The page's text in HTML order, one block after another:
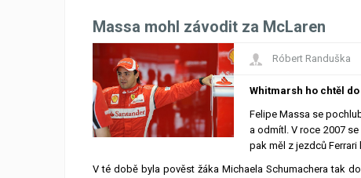
Massa mohl závodit za McLaren
Róbert Randuška
Whitmarsh ho chtěl do
Felipe Massa se
a odmítl. V roce 2007
pak měl z jezdců
V té době byla pověst žáka Michaela Schumachera tak